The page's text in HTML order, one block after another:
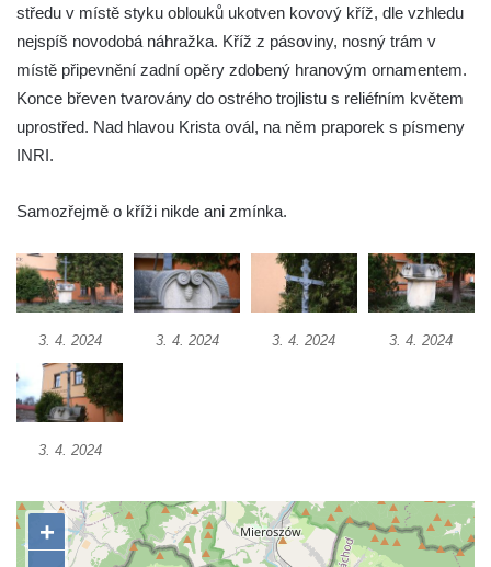
Centrální kříž hřbitova ve Velešíně
Kříž u kostela svatého Václava ve Velešíně
Kříž u brány na hřbitov ve Velešíně
Boží muka u hřbitova v Římově
Centrální kříž hřbitova v Římově
Kříž na návsi v Dolním Třeboníně
Boží muka v Plavu
Kříž u Obrázku severovýchodně od
Práchně
Podluží
Görnerův kříž u silnice č. 264 v Dolním
středu v místě styku oblouků ukotven kovový kříž, dle vzhledu
nejspíš novodobá náhražka. Kříž z pásoviny, nosný trám v
místě připevnění zadní opěry zdobený hranovým ornamentem.
Konce břeven tvarovány do ostrého trojlistu s reliéfním květem
uprostřed. Nad hlavou Krista ovál, na něm praporek s písmeny
INRI.
Samozřejmě o kříži nikde ani zmínka.
3. 4. 2024 3. 4. 2024 3. 4. 2024 3. 4. 2024
3. 4. 2024